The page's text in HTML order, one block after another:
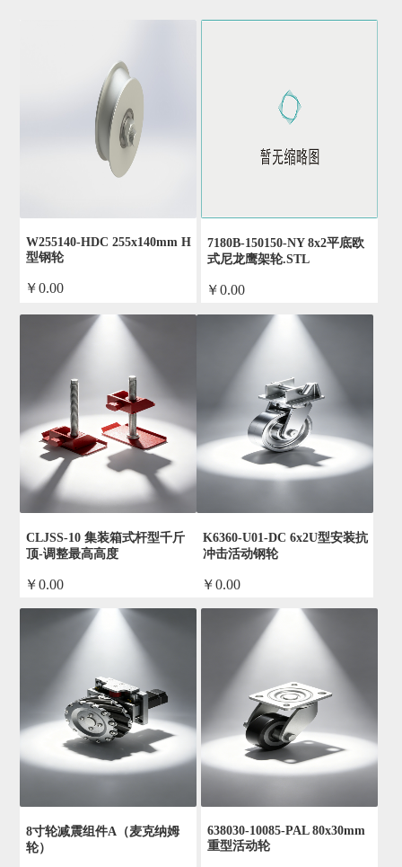
W255140-HDC 255x140mm H
型钢轮
￥0.00
7180B-150150-NY 8x2平底欧
式尼龙鹰架轮.STL
￥0.00
CLJSS-10 集装箱式杆型千斤
顶-调整最高高度
￥0.00
K6360-U01-DC 6x2U型安装抗
冲击活动钢轮
￥0.00
8寸轮减震组件A（麦克纳姆
轮）
638030-10085-PAL 80x30mm
重型活动轮